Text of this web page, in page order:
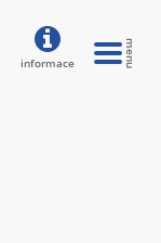
informace